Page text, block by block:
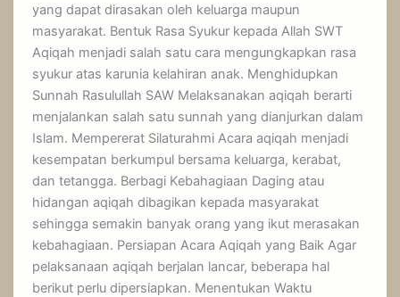
yang dapat dirasakan oleh keluarga maupun
masyarakat. Bentuk Rasa Syukur kepada Allah SWT
Aqiqah menjadi salah satu cara mengungkapkan rasa
syukur atas karunia kelahiran anak. Menghidupkan
Sunnah Rasulullah SAW Melaksanakan aqiqah berarti
menjalankan salah satu sunnah yang dianjurkan dalam
Islam. Mempererat Silaturahmi Acara aqiqah menjadi
kesempatan berkumpul bersama keluarga, kerabat,
dan tetangga. Berbagi Kebahagiaan Daging atau
hidangan aqiqah dibagikan kepada masyarakat
sehingga semakin banyak orang yang ikut merasakan
kebahagiaan. Persiapan Acara Aqiqah yang Baik Agar
pelaksanaan aqiqah berjalan lancar, beberapa hal
berikut perlu dipersiapkan. Menentukan Waktu